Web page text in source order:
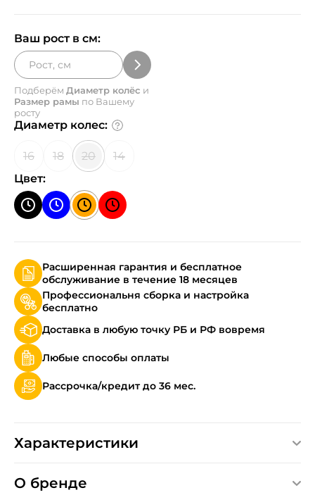
Ваш рост в см:
Подберём Диаметр колёс и
Размер рамы по Вашему
росту
Диаметр колес:
16 18 20
14
Цвет:
Расширенная гарантия и бесплатное
обслуживание в течение 18 месяцев
Профессиональня сборка и настройка
бесплатно
Доставка в любую точку РБ и РФ вовремя
Любые способы оплаты
Рассрочка/кредит до 36 мес.
Характеристики
О бренде